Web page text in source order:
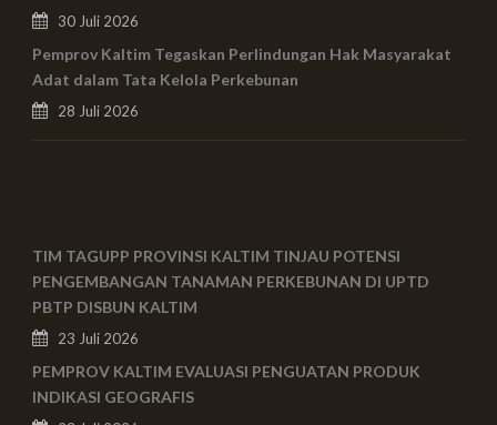
30 Juli 2026
Pemprov Kaltim Tegaskan Perlindungan Hak Masyarakat
Adat dalam Tata Kelola Perkebunan
28 Juli 2026
TIM TAGUPP PROVINSI KALTIM TINJAU POTENSI
PENGEMBANGAN TANAMAN PERKEBUNAN DI UPTD
PBTP DISBUN KALTIM
23 Juli 2026
PEMPROV KALTIM EVALUASI PENGUATAN PRODUK
INDIKASI GEOGRAFIS